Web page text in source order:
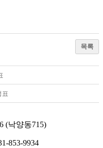
목록
표
(낙양동715)
853-9934